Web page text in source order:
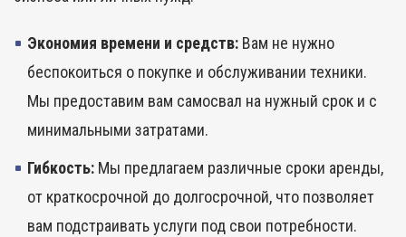
Экономия времени и средств: Вам не нужно
беспокоиться о покупке и обслуживании техники.
Мы предоставим вам самосвал на нужный срок и с
минимальными затратами.
Гибкость: Мы предлагаем различные сроки аренды,
от краткосрочной до долгосрочной, что позволяет
вам подстраивать услуги под свои потребности.